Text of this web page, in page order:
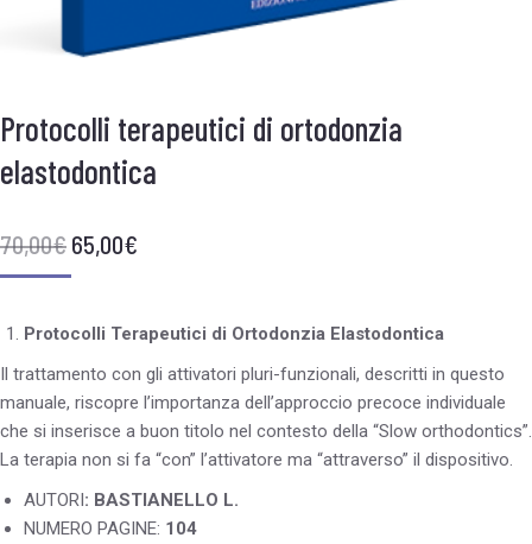
Protocolli terapeutici di ortodonzia
elastodontica
70,00€ 65,00€
Protocolli Terapeutici di Ortodonzia Elastodontica
Il trattamento con gli attivatori pluri-funzionali, descritti in questo
manuale, riscopre l’importanza dell’approccio precoce individuale
che si inserisce a buon titolo nel contesto della “Slow orthodontics”.
La terapia non si fa “con” l’attivatore ma “attraverso” il dispositivo.
AUTORI: BASTIANELLO L.
NUMERO PAGINE: 104